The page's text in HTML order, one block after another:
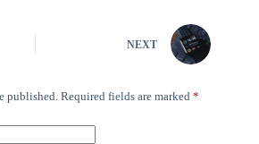
NEXT
published. Required fields are marked *